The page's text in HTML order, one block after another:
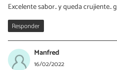
Excelente sabor.. y queda crujiente..
Responder
Manfred
16/02/2022